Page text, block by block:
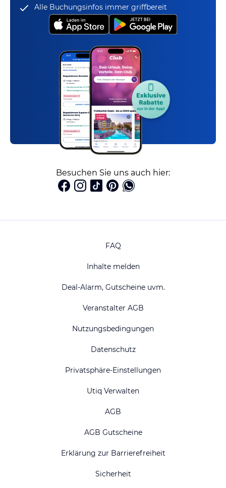
Alle Buchungsinfos immer griffbereit
Besuchen Sie uns auch hier:
FAQ
Inhalte melden
Deal-Alarm, Gutscheine uvm.
Veranstalter AGB
Nutzungsbedingungen
Datenschutz
Privatsphäre-Einstellungen
Utiq Verwalten
AGB
AGB Gutscheine
Erklärung zur Barrierefreiheit
Sicherheit